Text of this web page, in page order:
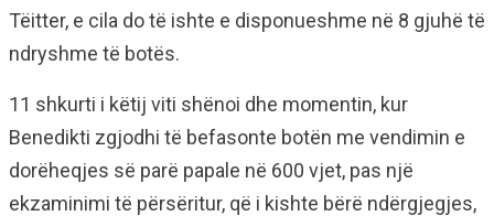
Tëitter, e cila do të ishte e disponueshme në 8 gjuhë të
ndryshme të botës.
11 shkurti i këtij viti shënoi dhe momentin, kur
Benedikti zgjodhi të befasonte botën me vendimin e
dorëheqjes së parë papale në 600 vjet, pas një
ekzaminimi të përsëritur, që i kishte bërë ndërgjegjes,